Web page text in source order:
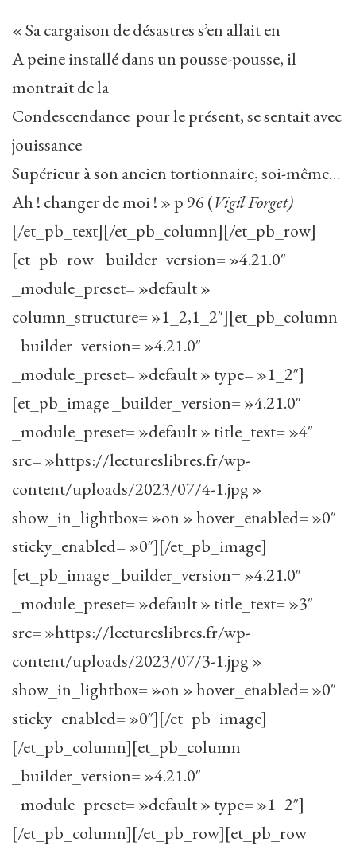
« Sa cargaison de désastres s’en allait en
A peine installé dans un pousse-pousse, il
montrait de la
Condescendance pour le présent, se sentait avec
jouissance
Supérieur à son ancien tortionnaire, soi-même…
Ah ! changer de moi ! » p 96 (Vigil Forget)
[/et_pb_text][/et_pb_column][/et_pb_row]
[et_pb_row _builder_version= »4.21.0″
_module_preset= »default »
column_structure= »1_2,1_2″][et_pb_column
_builder_version= »4.21.0″
_module_preset= »default » type= »1_2″]
[et_pb_image _builder_version= »4.21.0″
_module_preset= »default » title_text= »4″
src= »https://lectureslibres.fr/wp-
content/uploads/2023/07/4-1.jpg »
show_in_lightbox= »on » hover_enabled= »0″
sticky_enabled= »0″][/et_pb_image]
[et_pb_image _builder_version= »4.21.0″
_module_preset= »default » title_text= »3″
src= »https://lectureslibres.fr/wp-
content/uploads/2023/07/3-1.jpg »
show_in_lightbox= »on » hover_enabled= »0″
sticky_enabled= »0″][/et_pb_image]
[/et_pb_column][et_pb_column
_builder_version= »4.21.0″
_module_preset= »default » type= »1_2″]
[/et_pb_column][/et_pb_row][et_pb_row